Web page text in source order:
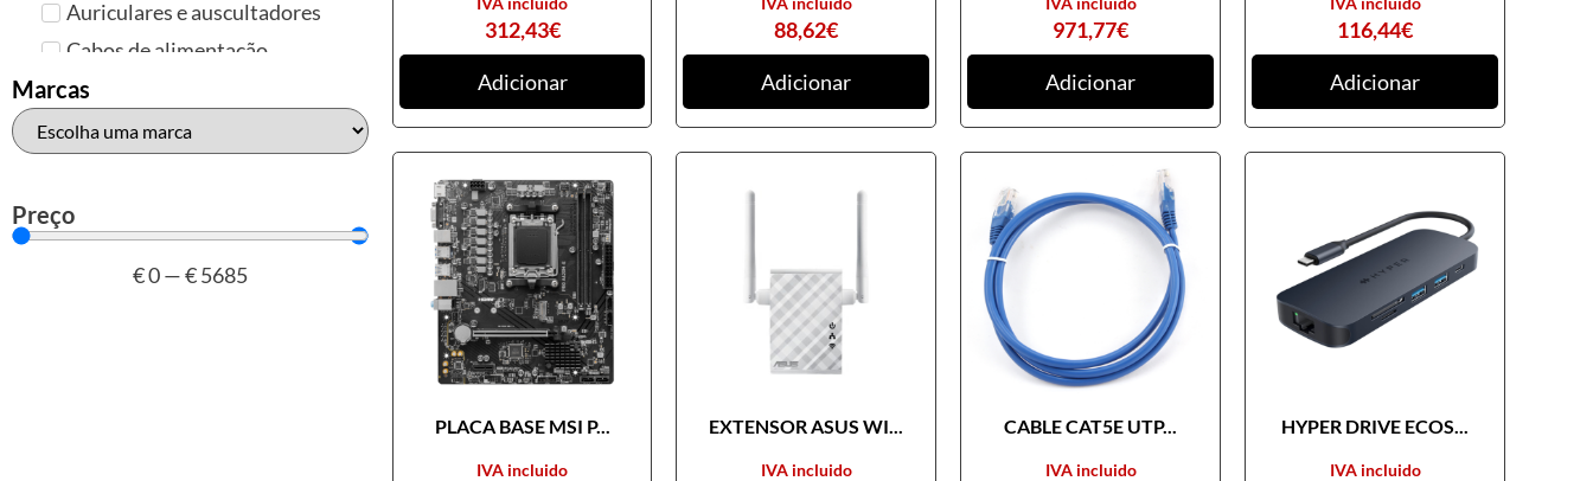
Auriculares e auscultadores
Cabos de alimentação
Colunas de Som
Hubs
Leitores de cartões
Malas, mochilas e bolsas
Marcas
Marcas
Preço
€0—€5685
312,43€
Adicionar
88,62€
Adicionar
971,77€
Adicionar
116,44€
Adicionar
PLACA BASE MSI P...
IVA incluido
EXTENSOR ASUS WI...
IVA incluido
CABLE CAT5E UTP...
IVA incluido
HYPER DRIVE ECOS...
IVA incluido